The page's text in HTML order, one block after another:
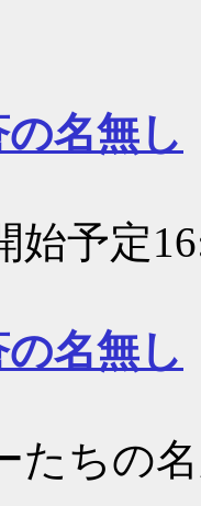
名無し
始予定
名無し
たちの